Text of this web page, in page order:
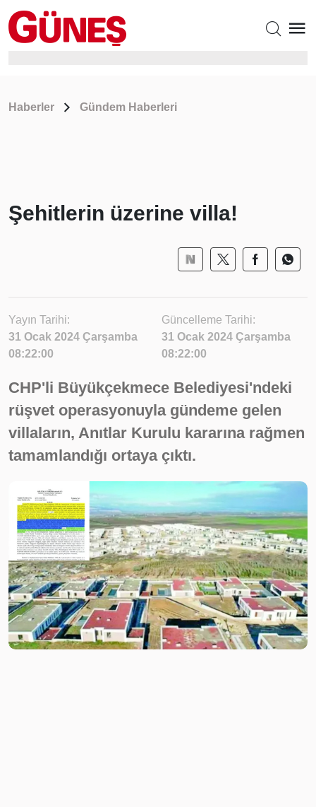
Haberler Gündem Haberleri
Şehitlerin üzerine villa!
Yayın Tarihi:
31 Ocak 2024 Çarşamba
08:22:00
Güncelleme Tarihi:
31 Ocak 2024 Çarşamba
08:22:00
CHP'li Büyükçekmece Belediyesi'ndeki
rüşvet operasyonuyla gündeme gelen
villaların, Anıtlar Kurulu kararına rağmen
tamamlandığı ortaya çıktı.